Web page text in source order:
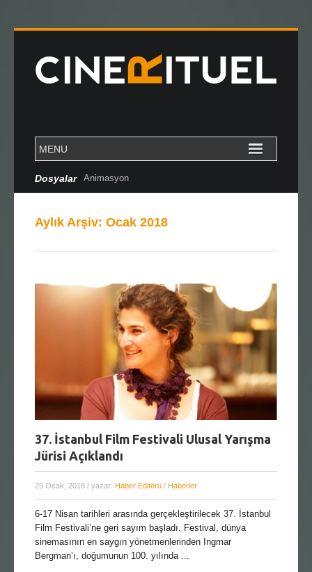
Dosyalar Animasyon
Aylık Arşiv: Ocak 2018
37. İstanbul Film Festivali Ulusal Yarışma
Jürisi Açıklandı
29 Ocak, 2018 / yazar: Haber Editörü / Haberler
6-17 Nisan tarihleri arasında gerçekleştirilecek 37. İstanbul
Film Festivali’ne geri sayım başladı. Festival, dünya
sinemasının en saygın yönetmenlerinden Ingmar
Bergman’ı, doğumunun 100. yılında ...